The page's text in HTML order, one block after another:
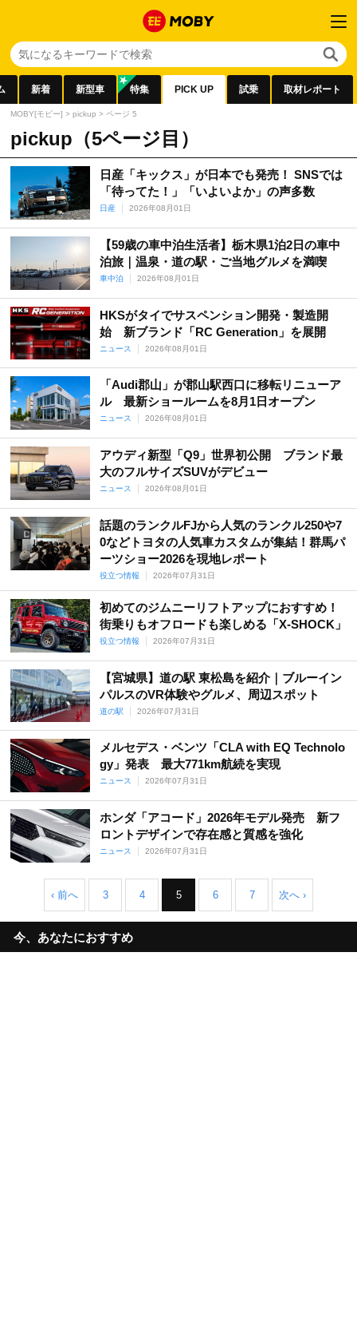
新着 新型車 特集 PICK UP 試乗 取材レポート
MOBY[モビー] > pickup > ページ 5
pickup（5ページ目）
日産「キックス」が日本でも発売！ SNSでは
「待ってた！」「いよいよか」の声多数
日産 2026年08月01日
【59歳の車中泊生活者】栃木県1泊2日の車中
泊旅｜温泉・道の駅・ご当地グルメを満喫
車中泊 2026年08月01日
HKSがタイでサスペンション開発・製造開
始 新ブランド「RC Generation」を展開
ニュース 2026年08月01日
「Audi郡山」が郡山駅西口に移転リニューア
ル 最新ショールームを8月1日オープン
ニュース 2026年08月01日
アウディ新型「Q9」世界初公開 ブランド最
大のフルサイズSUVがデビュー
ニュース 2026年08月01日
話題のランクルFJから人気のランクル250や7
0などトヨタの人気車カスタムが集結！群馬パ
ーツショー2026を現地レポート
役立つ情報 2026年07月31日
初めてのジムニーリフトアップにおすすめ！
街乗りもオフロードも楽しめる「X-SHOCK」
役立つ情報 2026年07月31日
【宮城県】道の駅 東松島を紹介｜ブルーイン
パルスのVR体験やグルメ、周辺スポット
道の駅 2026年07月31日
メルセデス・ベンツ「CLA with EQ Technolo
gy」発表 最大771km航続を実現
ニュース 2026年07月31日
ホンダ「アコード」2026年モデル発売 新フ
ロントデザインで存在感と質感を強化
ニュース 2026年07月31日
‹ 前へ 3 4 5 6 7 次へ ›
今、あなたにおすすめ